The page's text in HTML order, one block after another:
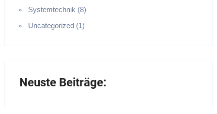
Systemtechnik (8)
Uncategorized (1)
Neuste Beiträge: